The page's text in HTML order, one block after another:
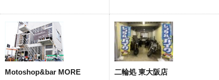
Motoshop&bar MORE 二輪処 東大阪店